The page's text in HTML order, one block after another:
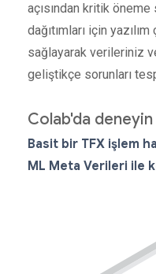
açısından kritik öneme
dağıtımları için
sağlayarak verileriniz
geliştikçe sorunları
Colab'da deneyin
Basit bir TFX işlem
ML Meta Verileri ile